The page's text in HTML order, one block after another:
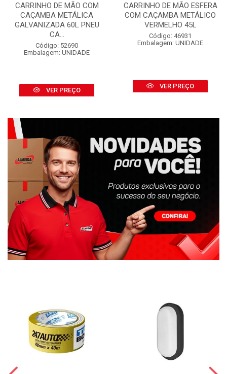
CARRINHO DE MÃO COM
CAÇAMBA METÁLICA
GALVANIZADA 60L PNEU
CA...
Código: 52690
Embalagem: UNIDADE
VER PREÇO
CARRINHO DE MÃO ESFERA
COM CAÇAMBA METÁLICO
VERMELHO 45L
Código: 46931
Embalagem: UNIDADE
VER PREÇO